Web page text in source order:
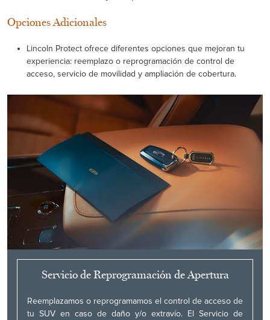
Opciones Adicionales
Lincoln Protect ofrece diferentes opciones que mejoran tu
experiencia: reemplazo o reprogramación de control de
acceso, servicio de movilidad y ampliación de cobertura.
Servicio de Reprogramación de Apertura
Reemplazamos o reprogramamos el control de acceso de
tu SUV en caso de daño y/o extravío. El Servicio de